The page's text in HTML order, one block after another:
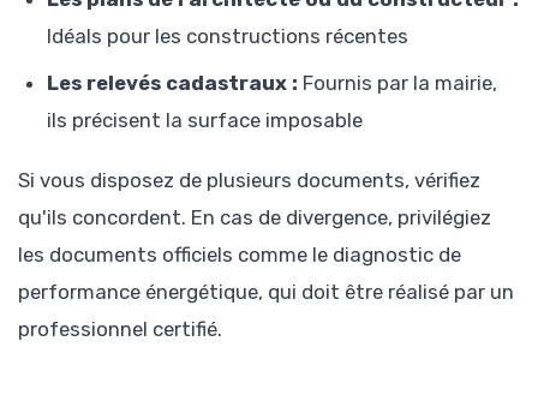
Idéals pour les constructions récentes
Les relevés cadastraux : Fournis par la mairie,
ils précisent la surface imposable
Si vous disposez de plusieurs documents, vérifiez
qu'ils concordent. En cas de divergence, privilégiez
les documents officiels comme le diagnostic de
performance énergétique, qui doit être réalisé par un
professionnel certifié.